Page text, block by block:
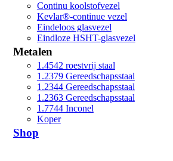
Continu koolstofvezel
Kevlar®-continue vezel
Eindeloos glasvezel
Eindloze HSHT-glasvezel
Metalen
1.4542 roestvrij staal
1.2379 Gereedschapsstaal
1.2344 Gereedschapsstaal
1.2363 Gereedschapsstaal
1.7744 Inconel
Koper
Shop